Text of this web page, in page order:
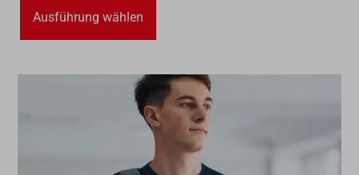
Ausführung wählen